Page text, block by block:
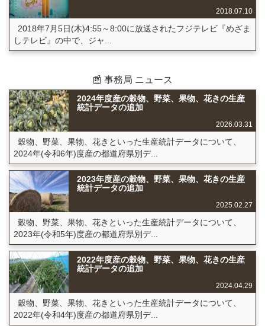
2018.07.10
2018年7月5日(木)4:55～8:00に放送されたフジテレビ『めざま
しテレビ』の中で、ジャ...
📰 事務局 ニュース
2024年度産の穀物、野菜、果物、花きの生産
統計データの追加
2026.03.31
穀物、野菜、果物、花きといった生産統計データについて、
2024年(令和6年)度産の都道府県別デ...
2023年度産の穀物、野菜、果物、花きの生産
統計データの追加
2025.02.27
穀物、野菜、果物、花きといった生産統計データについて、
2023年(令和5年)度産の都道府県別デ...
2022年度産の穀物、野菜、果物、花きの生産
統計データの追加
2024.04.29
穀物、野菜、果物、花きといった生産統計データについて、
2022年(令和4年)度産の都道府県別デ...